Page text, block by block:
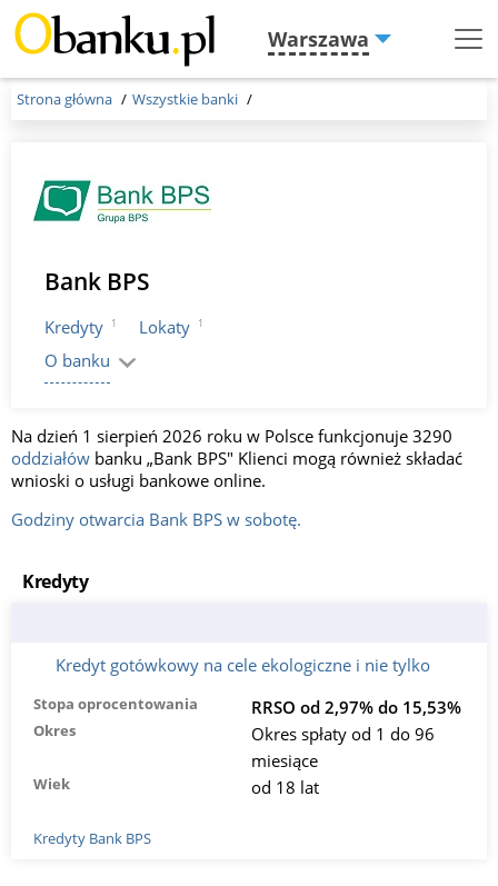
Warszawa
Menu
Strona główna Wszystkie banki
Bank BPS
Kredyty 1 Lokaty 1
O banku
Na dzień 1 sierpień 2026 roku w Polsce funkcjonuje 3290
oddziałów banku „Bank BPS" Klienci mogą również składać
wnioski o usługi bankowe online.
Godziny otwarcia Bank BPS w sobotę.
Kredyty
Kredyt gotówkowy na cele ekologiczne i nie tylko
Stopa oprocentowania RRSO od 2,97% do 15,53%
Okres
Okres spłaty od 1 do 96
miesiące
Wiek od 18 lat
Kredyty Bank BPS